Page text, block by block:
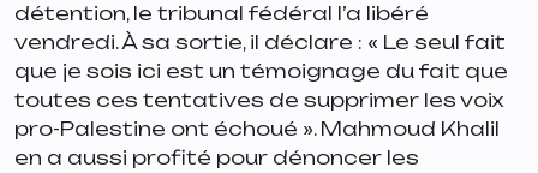
détention, le tribunal fédéral l’a libéré
vendredi. À sa sortie, il déclare : « Le seul fait
que je sois ici est un témoignage du fait que
toutes ces tentatives de supprimer les voix
pro-Palestine ont échoué ». Mahmoud Khalil
en a aussi profité pour dénoncer les